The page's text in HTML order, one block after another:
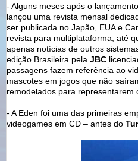
- Alguns meses após o
lançou uma revista mensal
ser publicada no Japão, EUA e
revista para multiplataforma, até
apenas notícias de outros
edição Brasileira pela JBC
passagens fazem referência ao
mascotes em jogos que não
remodelados para representarem
- A Eden foi uma das primeiras
videogames em CD – antes do